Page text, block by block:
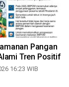
Pangan
Tren Positif
16:23 WIB